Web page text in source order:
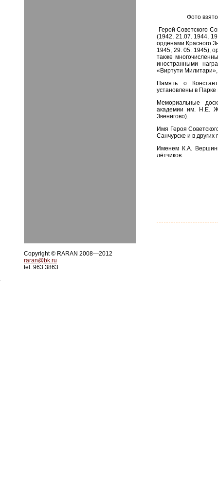
Фото
Герой Советского
(1942, 21.07. 1944,
орденами Красного
1945, 29. 05. 1945),
также
иностранными
«Виртути
Память о
установлены в
Мемориальные
академии им. Н.Е.
Звенигово).
Имя Героя
Санчурске и в других
Именем К.А.
лётчиков.
Copyright © RARAN 2008—2012
raran@bk.ru
tel. 963 3863